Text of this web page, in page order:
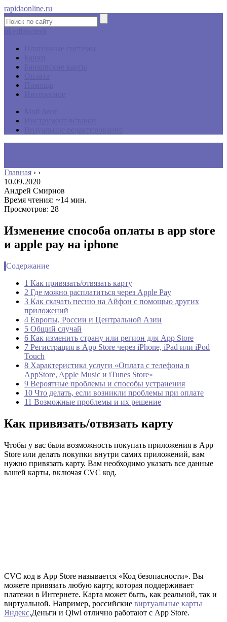
rapidaonline.ru
Главная › ›
10.09.2020
Андрей Смирнов
Время чтения: ~14 мин.
Просмотров: 28
Изменение способа оплаты в app store
и apple pay на iphone
Содержание
1 Как привязать/отвязать карту
2 Где можно расплатиться через Apple Pay
3 Как скачать песню на Айфон с помощью других
приложений
4 Европы, России и Центральной Азии
5 Общий случай
6 Как изменить страну или регион для App Store
7 Регистрация в App Store через iPhone, iPad или iPod
Touch
8 Характеристика услуги «Оплата с телефона в
AppStore, Apple Music и iTunes Store»
9 Вероятные проблемы и способы устранения
10 Что делать, если возникли проблемы при оплате
11 Возможные проблемы и их решение
Как привязать/отвязать карту
Чтобы у вас была возможность покупать приложения в App
Store или делать покупки внутри самих приложений, вам
нужно привязать карту. Вам необходимо указать все данные
вашей карты, включая CVC код.
CVC код в App Store называется «Код безопасности». Вы
можете привязать любую карту, которая поддерживает
платежи в Интернете. Карта может быть, как реальной, так и
виртуальной. Например, российские виртуальные карты
Яндекс.Деньги и Qiwi отлично работают с App Store.